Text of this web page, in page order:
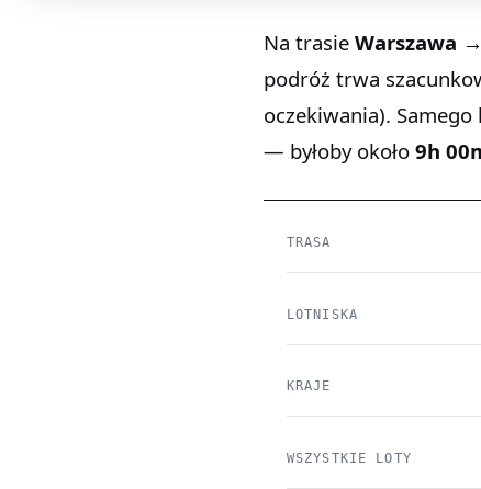
Na trasie Warszawa
podróż trwa
oczekiwania).
— byłoby około 9h
TRASA
LOTNISKA
KRAJE
WSZYSTKIE LOTY